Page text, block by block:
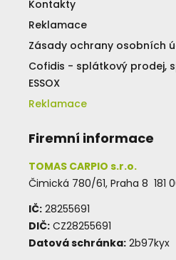
Kontakty
Reklamace
Zásady ochrany osobních
Cofidis - splátkový prodej,
ESSOX
Reklamace
Firemní informace
TOMAS CARPIO s.r.o.
Čimická 780/61, Praha 8 181
IČ: 28255691
DIČ: CZ28255691
Datová schránka: 2b97kyx